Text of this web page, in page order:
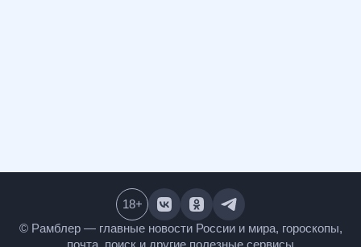
© Рамблер — главные новости России и мира,
18+